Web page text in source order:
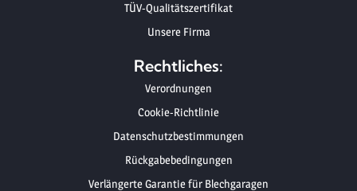
TÜV-Qualitätszertifikat
Unsere Firma
Rechtliches:
Verordnungen
Cookie-Richtlinie
Datenschutzbestimmungen
Rückgabebedingungen
Verlängerte Garantie für Blechgaragen